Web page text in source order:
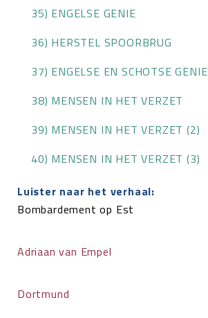
35) ENGELSE GENIE
36) HERSTEL SPOORBRUG
37) ENGELSE EN SCHOTSE GENIE
38) MENSEN IN HET VERZET
39) MENSEN IN HET VERZET (2)
40) MENSEN IN HET VERZET (3)
Luister naar het verhaal:
Bombardement op Est
Adriaan van Empel
Dortmund